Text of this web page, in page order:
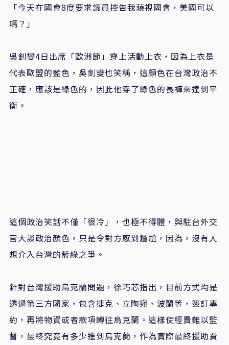
「今天在國會8度要求議員控告我藐視國會，美國可以
嗎？」
吳釗燮4日出席「歐洲節」穿上活動上衣，因為上衣是
代表歐盟的藍色，吳釗燮也笑稱，這顏色在台灣政治不
正確，應該是綠色的，因此他穿了綠色的長褲來達到平
衡。
這個政治笑話不僅「很冷」，也極不得體，與駐台外交
官大談政治顏色，只是令對方感到尷尬，因為，沒有人
想介入台灣的藍綠之爭。
針對台灣援助烏克蘭問題，徐巧芯指出，目前方式均是
透過第三方國家，包含捷克、立陶宛、波蘭等，簽訂專
約，再將物資或者款項轉往烏克蘭。這樣使經費難以監
督，最終究竟有多少進到烏克蘭，作為實際最終援助費